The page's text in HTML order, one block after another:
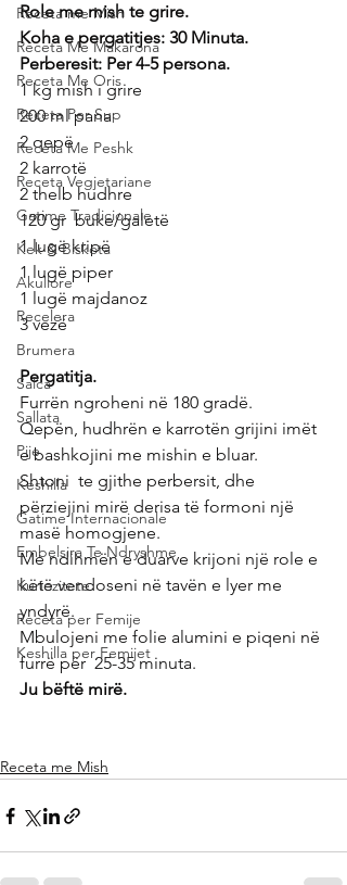
Receta me Mish
Receta Me Makarona
Receta Me Oris
Receta Per Sup
Receta Me Peshk
Receta Vegjetariane
Gatime Tradicionale
Kek & Biskota
Akullore
Recelera
Brumera
Salca
Sallata
Pije
Keshilla
Gatime Internacionale
Embelsira Te Ndryshme
Kuriozitete
Receta per Femije
Keshilla per Femijet
Role me mish te grire.
Koha e pergatitjes: 30 Minuta.
Perberesit: Per 4-5 persona.
1 kg mish i grire
200 ml pana
2 qepë
2 karrotë
2 thelb hudhre
120 gr  buke/galetë
1 lugë kripë
1 lugë piper
1 lugë majdanoz
3 vezë
Pergatitja.
Furrën ngroheni në 180 gradë.
Qepën, hudhrën e karrotën grijini imët
e bashkojini me mishin e bluar.
Shtoni  te gjithe perbersit, dhe
përziejini mirë derisa të formoni një
masë homogjene.
Me ndihmën e duarve krijoni një role e
këtë vendoseni në tavën e lyer me
yndyrë.
Mbulojeni me folie alumini e piqeni në
furrë për  25-35 minuta.
Ju bëftë mirë.
Receta me Mish